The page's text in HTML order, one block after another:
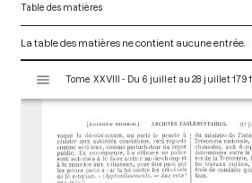
Table des matières
La table des matières ne contient aucune entrée.
s
Tome XXVIII - Du 6 juillet au 28 juillet 1791.